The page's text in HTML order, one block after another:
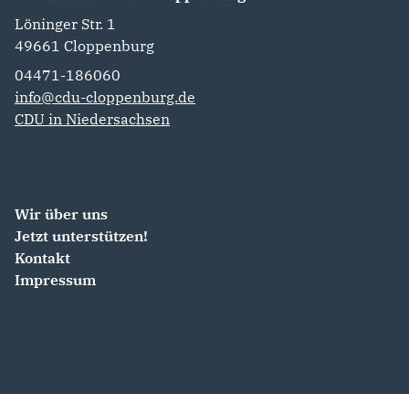
Löninger Str. 1
49661 Cloppenburg
04471-186060
info@cdu-cloppenburg.de
CDU in Niedersachsen
Wir über uns
Jetzt unterstützen!
Kontakt
Impressum